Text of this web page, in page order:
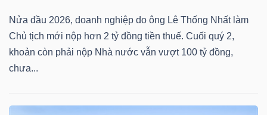
Nửa đầu 2026, doanh nghiệp do ông Lê Thống Nhất làm
Chủ tịch mới nộp hơn 2 tỷ đồng tiền thuế. Cuối quý 2,
khoản còn phải nộp Nhà nước vẫn vượt 100 tỷ đồng,
chưa...
phân
tích
(-)